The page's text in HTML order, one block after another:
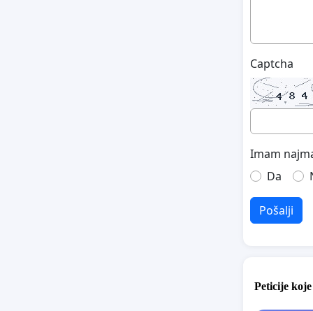
Captcha
Imam
Da
Pošalji
Peticije